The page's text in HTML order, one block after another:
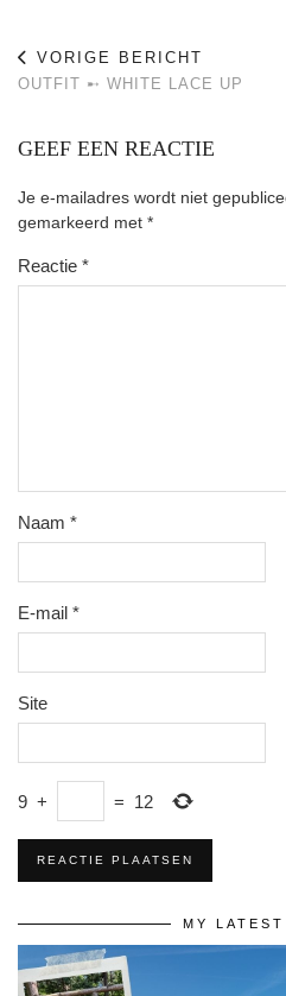
VORIGE BERICHT
OUTFIT ➸ WHITE LACE UP
GEEF EEN REACTIE
Je e-mailadres wordt niet
gemarkeerd met *
Reactie *
Naam *
E-mail *
Site
9 + = 12
MY